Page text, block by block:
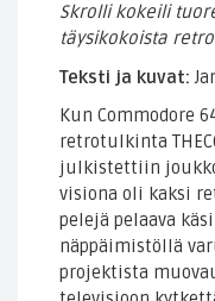
Skrolli kokeili
täysikokoista
Teksti ja kuvat:
Kun Commodore
retrotulkinta
julkistettiin
visiona oli kaksi
pelejä pelaava
näppäimistöllä
projektista